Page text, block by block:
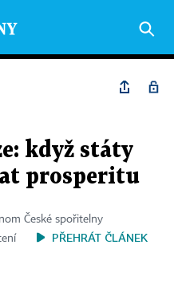
když státy
prosperitu
České spořitelny
PŘEHRÁT ČLÁNEK